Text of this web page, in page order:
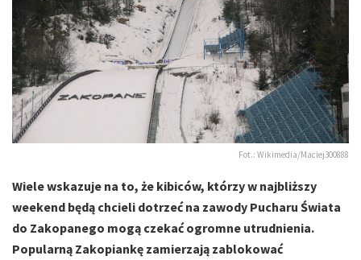
Fot.: Wikimedia/Maciej300888
Wiele wskazuje na to, że kibiców, którzy w najbliższy
weekend będą chcieli dotrzeć na zawody Pucharu Świata
do Zakopanego mogą czekać ogromne utrudnienia.
Popularną Zakopiankę zamierzają zablokować